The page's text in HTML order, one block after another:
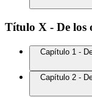
Título X - De los
Capítulo 1 -
Capítulo 2 -